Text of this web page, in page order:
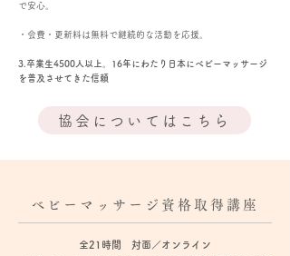
で安心。
・会費・更新料は無料で継続的な活動を応援。
3.卒業生4500人以上。16年にわたり日本にベビーマッサージ
を普及させてきた信頼
協会についてはこちら
ベビーマッサージ資格取得講座
全21時間 対面／オンライン